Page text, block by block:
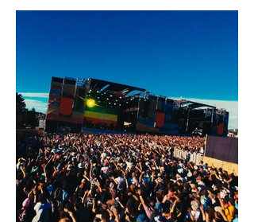
Antonella Orsini, Yoga Woman y más
Centro Cultural Estación Mapocho, espacio
que albergará durante dos jornadas una
pro